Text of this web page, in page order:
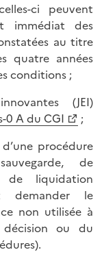
ci peuvent
immédiat des
au titre
quatre années
conditions ;
(JEI)
0 A du CGI
;
procédure
de
de liquidation
demander le
non utilisée à
ou du